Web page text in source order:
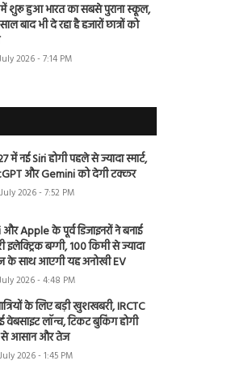
में शुरू हुआ भारत का सबसे पुराना स्कूल,
बाद भी दे रहा है हजारों छात्रों को
2026 - 7:14 PM
में नई Siri होगी पहले से ज्यादा स्मार्ट,
और Gemini को देगी टक्कर
2026 - 7:52 PM
Apple के पूर्व डिजाइनरों ने बनाई
इलेक्ट्रिक बग्गी, 100 किमी से ज्यादा
के साथ आएगी यह अनोखी EV
2026 - 4:48 PM
के लिए बड़ी खुशखबरी, IRCTC
वेबसाइट लॉन्च, टिकट बुकिंग होगी
आसान और तेज
2026 - 1:45 PM